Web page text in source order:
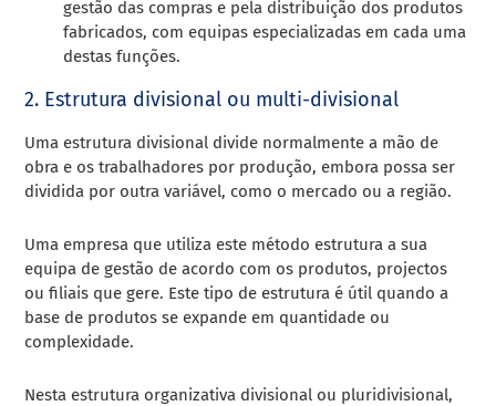
gestão das compras e pela distribuição dos produtos
fabricados, com equipas especializadas em cada uma
destas funções.
2. Estrutura divisional ou multi-divisional
Uma estrutura divisional divide normalmente a mão de
obra e os trabalhadores por produção, embora possa ser
dividida por outra variável, como o mercado ou a região.
Uma empresa que utiliza este método estrutura a sua
equipa de gestão de acordo com os produtos, projectos
ou filiais que gere. Este tipo de estrutura é útil quando a
base de produtos se expande em quantidade ou
complexidade.
Nesta estrutura organizativa divisional ou pluridivisional,